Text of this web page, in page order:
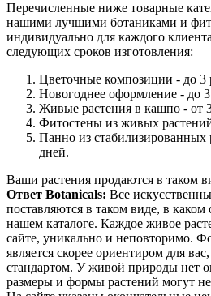
Перечисленные ниже товарные
нашими лучшими ботаниками и
индивидуально для каждого
следующих сроков изготовления:
Цветочные композиции - до 3
Новогоднее оформление - до
Живые растения в кашпо - от
Фитостены из живых
Панно из стабилизированных
дней.
Ваши растения продаются в таком
Ответ Botanicals: Все
поставляются в таком виде, в
нашем каталоге. Каждое живое
сайте, уникально и неповторимо.
является скорее ориентиром для
стандартом. У живой природы нет
размеры и формы растений могут